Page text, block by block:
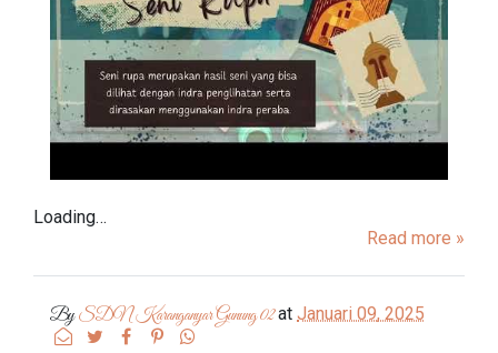
Loading…
Read more »
BySDN Karanganyar Gunung 02at Januari 09, 2025